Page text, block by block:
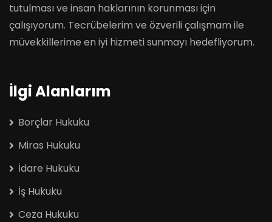
tutulması ve insan haklarının korunması için
çalışıyorum. Tecrübelerim ve özverili çalışmam ile
müvekkillerime en iyi hizmeti sunmayı hedefliyorum.
İlgi Alanlarım
Borçlar Hukuku
Miras Hukuku
İdare Hukuku
İş Hukuku
Ceza Hukuku